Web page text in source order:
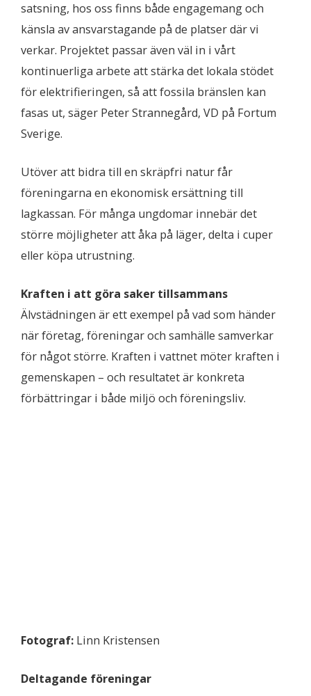
satsning, hos oss finns både engagemang och
känsla av ansvarstagande på de platser där vi
verkar. Projektet passar även väl in i vårt
kontinuerliga arbete att stärka det lokala stödet
för elektrifieringen, så att fossila bränslen kan
fasas ut, säger Peter Strannegård, VD på Fortum
Sverige.
Utöver att bidra till en skräpfri natur får
föreningarna en ekonomisk ersättning till
lagkassan. För många ungdomar innebär det
större möjligheter att åka på läger, delta i cuper
eller köpa utrustning.
Kraften i att göra saker tillsammans
Älvstädningen är ett exempel på vad som händer
när företag, föreningar och samhälle samverkar
för något större. Kraften i vattnet möter kraften i
gemenskapen – och resultatet är konkreta
förbättringar i både miljö och föreningsliv.
Fotograf: Linn Kristensen
Deltagande föreningar